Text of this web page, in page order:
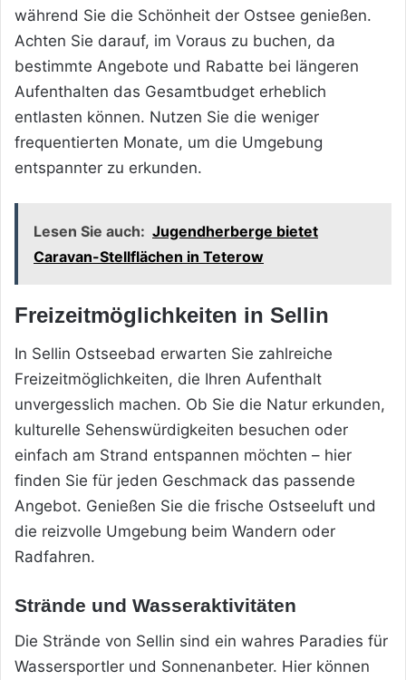
während Sie die Schönheit der Ostsee genießen.
Achten Sie darauf, im Voraus zu buchen, da
bestimmte Angebote und Rabatte bei längeren
Aufenthalten das Gesamtbudget erheblich
entlasten können. Nutzen Sie die weniger
frequentierten Monate, um die Umgebung
entspannter zu erkunden.
Lesen Sie auch: Jugendherberge bietet
Caravan-Stellflächen in Teterow
Freizeitmöglichkeiten in Sellin
In Sellin Ostseebad erwarten Sie zahlreiche
Freizeitmöglichkeiten, die Ihren Aufenthalt
unvergesslich machen. Ob Sie die Natur erkunden,
kulturelle Sehenswürdigkeiten besuchen oder
einfach am Strand entspannen möchten – hier
finden Sie für jeden Geschmack das passende
Angebot. Genießen Sie die frische Ostseeluft und
die reizvolle Umgebung beim Wandern oder
Radfahren.
Strände und Wasseraktivitäten
Die Strände von Sellin sind ein wahres Paradies für
Wassersportler und Sonnenanbeter. Hier können